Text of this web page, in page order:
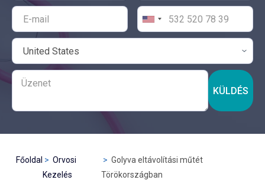
KÜLDÉS
Főoldal
Orvosi
Kezelés
Golyva eltávolítási műtét
Törökországban